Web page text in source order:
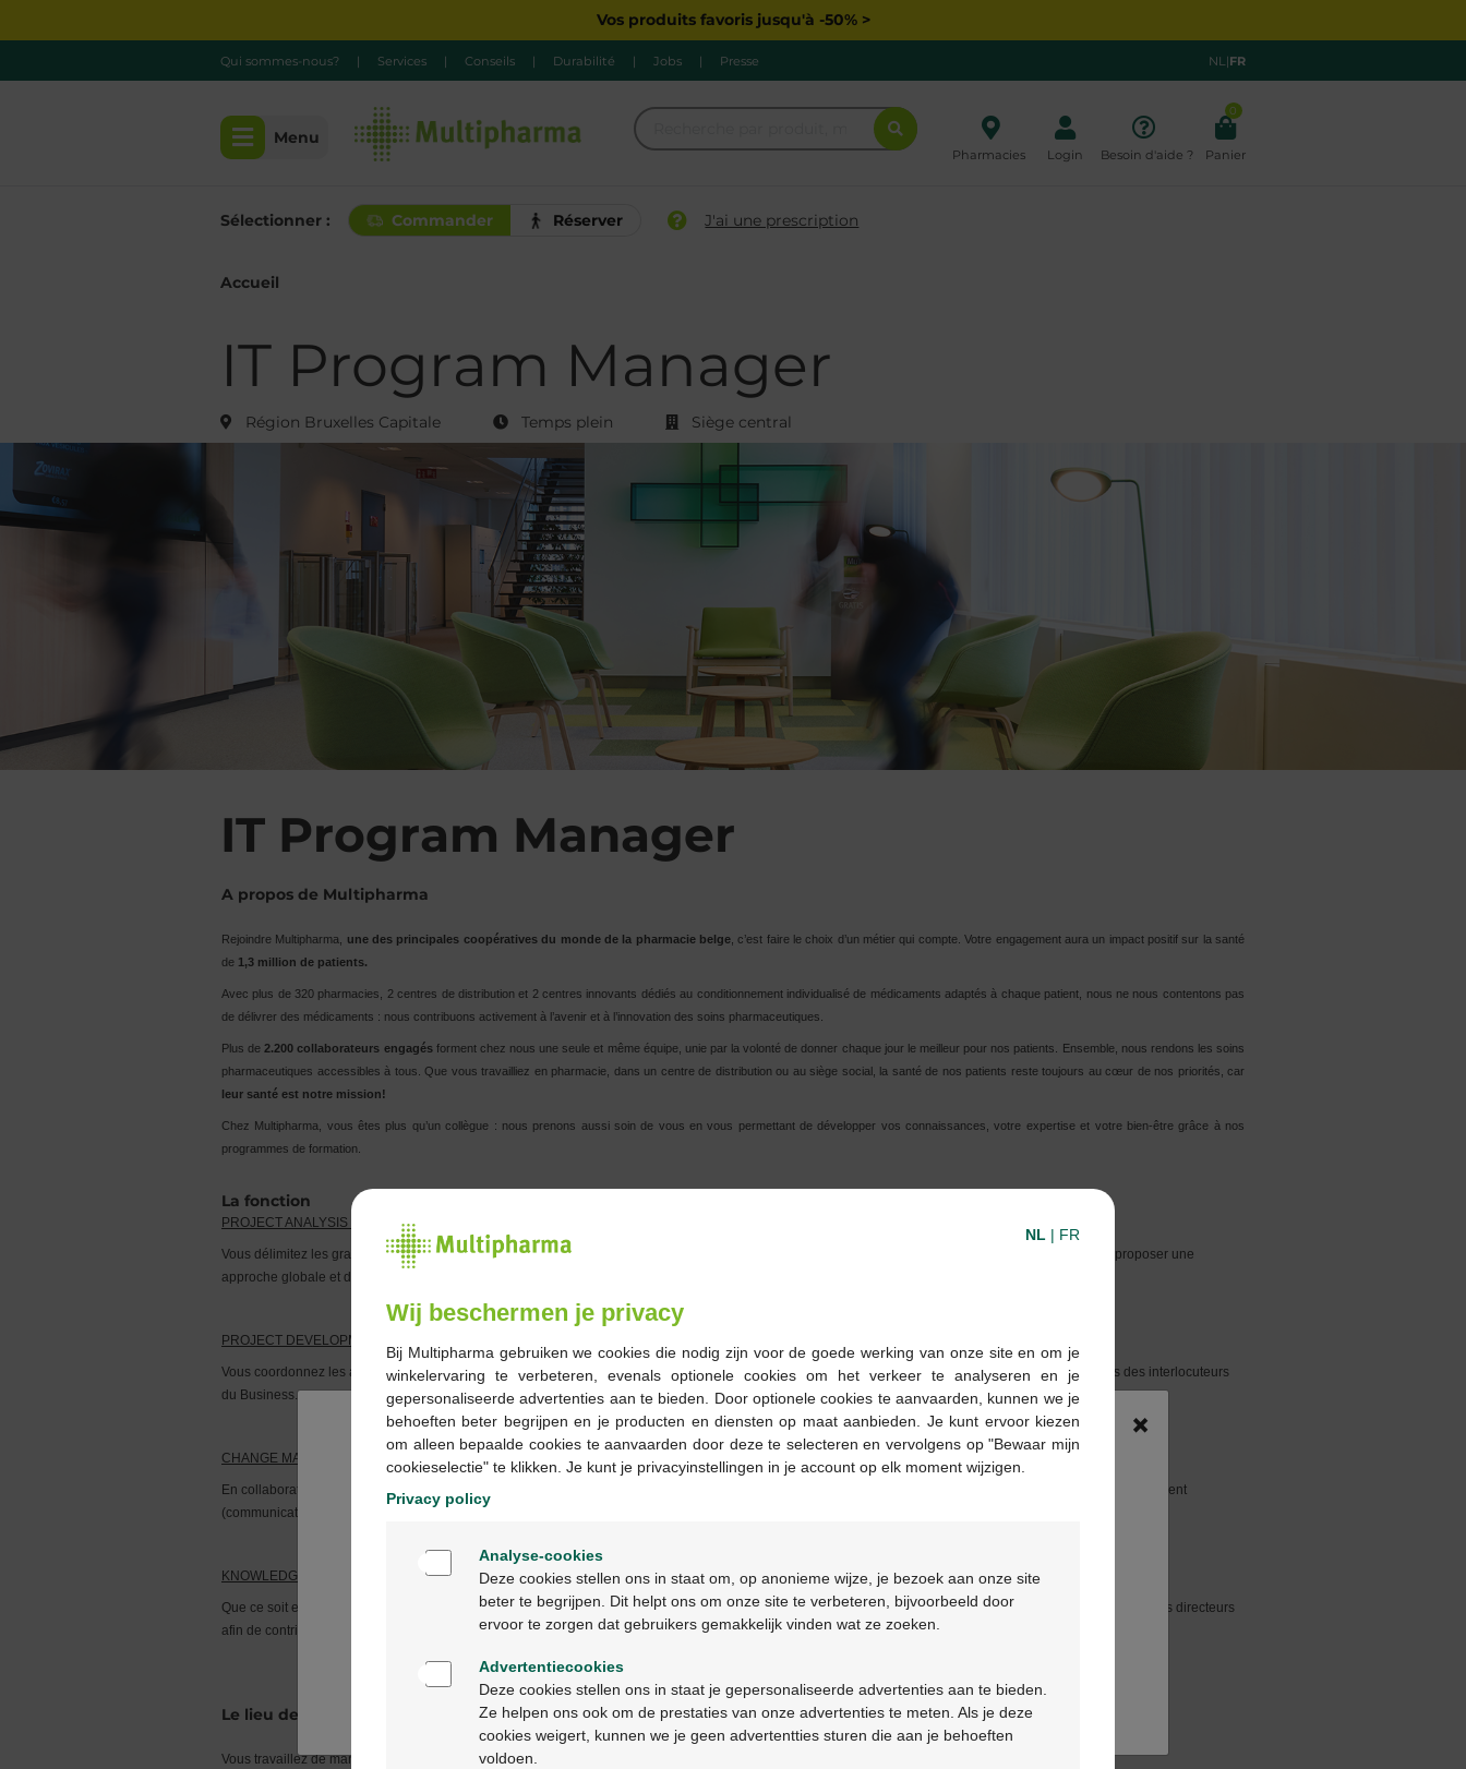
Vos produits favoris jusqu'à -50% >
Qui sommes-nous? | Services | Conseils | Durabilité | Jobs | Presse NL|FR
Menu
Pharmacies Login Besoin d'aide ?
0
Panier
Sélectionner : Commander Réserver J'ai une prescription
Accueil
IT Program Manager
Région Bruxelles Capitale Temps plein Siège central
IT Program Manager
A propos de Multipharma
Rejoindre Multipharma, une des principales coopératives du monde de la pharmacie belge, c’est faire le choix d’un métier qui compte. Votre engagement aura un impact positif sur la santé
de 1,3 million de patients.
Avec plus de 320 pharmacies, 2 centres de distribution et 2 centres innovants dédiés au conditionnement individualisé de médicaments adaptés à chaque patient, nous ne nous contentons pas
de délivrer des médicaments : nous contribuons activement à l’avenir et à l’innovation des soins pharmaceutiques.
Plus de 2.200 collaborateurs engagés forment chez nous une seule et même équipe, unie par la volonté de donner chaque jour le meilleur pour nos patients. Ensemble, nous rendons les soins
pharmaceutiques accessibles à tous. Que vous travailliez en pharmacie, dans un centre de distribution ou au siège social, la santé de nos patients reste toujours au cœur de nos priorités, car
leur santé est notre mission!
Chez Multipharma, vous êtes plus qu’un collègue : nous prenons aussi soin de vous en vous permettant de développer vos connaissances, votre expertise et votre bien-être grâce à nos
programmes de formation.
La fonction
PROJECT ANALYSIS ET DESIGN
Vous délimitez les grands contours des projets dans un Business Case (scoping, budget estimation, high level resource planning, milestones...) afin de proposer une
approche globale et d'en obtenir la validation.
PROJECT DEVELOPMENT & IMPLEMENTATION
Vous coordonnez les activités des équipes dédiées aux projets, afin d'assurer un alignement optimal avec les délais et le budget du projet et les attentes des interlocuteurs
du Business.
CHANGE MANAGEMENT & COMMUNICATION
En collaboration avec les équipes « Change », vous établissez les plans de communication du changement et coordonnez les différentes activités qui en découlent
(communication, formation, accompagnement …)
KNOWLEDGE AND EXPERIENCE SHARING
Que ce soit en gestion de projet IT / program IT ou en conduite du changement, vous partagez les idées et l'expertise avec les collaborateurs, les managers et les directeurs
afin de contribuer au développement et à l'amélioration de la gestion de la transformation au sein de l'organisation
Le lieu de travail
Vous travaillez de manière hybride mais votre base est notre siège social.
×
Ga verder in het nederlands
NL | FR
Wij beschermen je privacy
Bij Multipharma gebruiken we cookies die nodig zijn voor de goede werking van onze site en om je
winkelervaring te verbeteren, evenals optionele cookies om het verkeer te analyseren en je
gepersonaliseerde advertenties aan te bieden. Door optionele cookies te aanvaarden, kunnen we je
behoeften beter begrijpen en je producten en diensten op maat aanbieden. Je kunt ervoor kiezen
om alleen bepaalde cookies te aanvaarden door deze te selecteren en vervolgens op "Bewaar mijn
cookieselectie" te klikken. Je kunt je privacyinstellingen in je account op elk moment wijzigen.
Privacy policy
Analyse-cookies
Deze cookies stellen ons in staat om, op anonieme wijze, je bezoek aan onze site
beter te begrijpen. Dit helpt ons om onze site te verbeteren, bijvoorbeeld door
ervoor te zorgen dat gebruikers gemakkelijk vinden wat ze zoeken.
Advertentiecookies
Deze cookies stellen ons in staat je gepersonaliseerde advertenties aan te bieden.
Ze helpen ons ook om de prestaties van onze advertenties te meten. Als je deze
cookies weigert, kunnen we je geen advertentties sturen die aan je behoeften
voldoen.